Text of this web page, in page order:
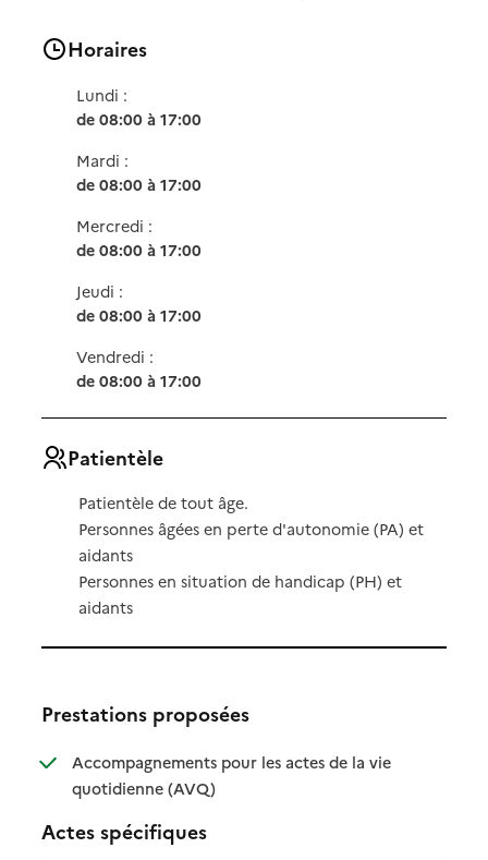
Horaires
Lundi :
de 08:00 à 17:00
Mardi :
de 08:00 à 17:00
Mercredi :
de 08:00 à 17:00
Jeudi :
de 08:00 à 17:00
Vendredi :
de 08:00 à 17:00
Patientèle
Patientèle de tout âge.
Personnes âgées en perte d'autonomie (PA) et
aidants
Personnes en situation de handicap (PH) et
aidants
Prestations proposées
Accompagnements pour les actes de la vie
quotidienne (AVQ): disponible
: non disponible
Actes spécifiques